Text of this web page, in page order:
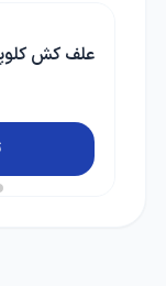
روغن ولک